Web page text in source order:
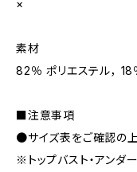
×
素材
82％ ポリエステル， 18
■注意事項
●サイズ表をご確認の上
※トップバスト・アンダ